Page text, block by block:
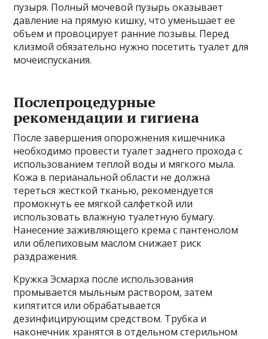
пузыря. Полный мочевой пузырь оказывает
давление на прямую кишку, что уменьшает ее
объем и провоцирует ранние позывы. Перед
клизмой обязательно нужно посетить туалет для
мочеиспускания.
Послепроцедурные
рекомендации и гигиена
После завершения опорожнения кишечника
необходимо провести туалет заднего прохода с
использованием теплой воды и мягкого мыла.
Кожа в перианальной области не должна
тереться жесткой тканью, рекомендуется
промокнуть ее мягкой салфеткой или
использовать влажную туалетную бумагу.
Нанесение заживляющего крема с пантенолом
или облепиховым маслом снижает риск
раздражения.
Кружка Эсмарха после использования
промывается мыльным раствором, затем
кипятится или обрабатывается
дезинфицирующим средством. Трубка и
наконечник хранятся в отдельном стерильном